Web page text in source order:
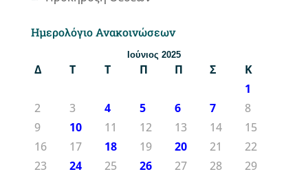
Ημερολόγιο Ανακοινώσεων
Ιούνιος 2025
Δ Τ Τ Π Π Σ
Κ
1
2
3 4 5 6 7
8
9
10 11 12 13 14
15
16
17 18 19 20 21
22
23
24 25 26 27 28
29